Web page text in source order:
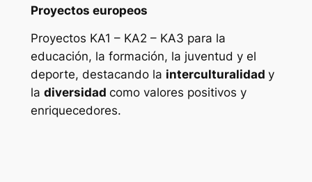
Proyectos europeos
Proyectos KA1 – KA2 – KA3 para la
educación, la formación, la juventud y el
deporte, destacando la interculturalidad y
la diversidad como valores positivos y
enriquecedores.